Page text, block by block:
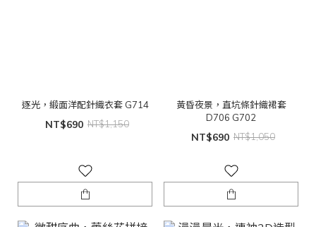
逐光，緞面洋配針織衣套 G714
NT$690 NT$1,150
黃昏夜景，直坑條針織裙套
D706 G702
NT$690 NT$1,050